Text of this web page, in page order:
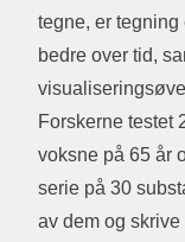
tegne, er
bedre over tid,
Forskerne testet
voksne på 65 år
serie på 30
av dem og